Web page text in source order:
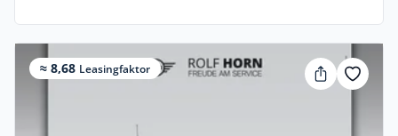
≈ 8,68 Leasingfaktor